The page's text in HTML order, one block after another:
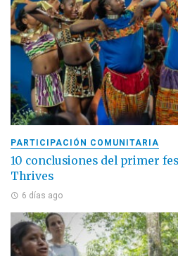
PARTICIPACIÓN COMUNITARIA
10 conclusiones del primer
Thrives
6 días ago